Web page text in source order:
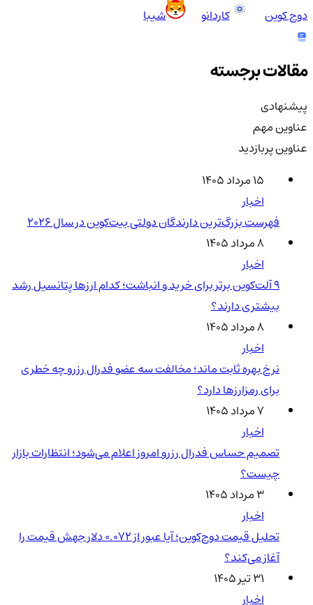
دوج کوین
کاردانو شیبا
مقالات برجسته
پیشنهادی
عناوین مهم
عناوین پربازدید
۱۵ مرداد ۱۴۰۵
اخبار
فهرست بزرگ‌ترین دارندگان دولتی بیت‌کوین در سال 2026
۸ مرداد ۱۴۰۵
اخبار
۹ آلت‌کوین برتر برای خرید و انباشت؛ کدام ارزها پتانسیل رشد
بیشتری دارند؟
۸ مرداد ۱۴۰۵
اخبار
نرخ بهره ثابت ماند؛ مخالفت سه عضو فدرال رزرو چه خطری
برای رمزارزها دارد؟
۷ مرداد ۱۴۰۵
اخبار
تصمیم حساس فدرال رزرو امروز اعلام می‌شود؛ انتظارات بازار
چیست؟
۳ مرداد ۱۴۰۵
اخبار
تحلیل قیمت دوج‌کوین؛ آیا عبور از ۰.۰۷۲ دلار جهش قیمت را
آغاز می‌کند؟
۳۱ تیر ۱۴۰۵
اخبار